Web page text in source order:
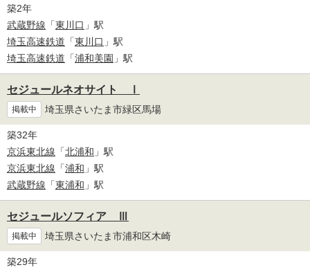
築2年
武蔵野線 「東川口 」駅
埼玉高速鉄道 「東川口 」駅
埼玉高速鉄道 「浦和美園 」駅
セジュールネオサイト Ⅰ
掲載中 埼玉県さいたま市緑区馬場
築32年
京浜東北線 「北浦和 」駅
京浜東北線 「浦和 」駅
武蔵野線 「東浦和 」駅
セジュールソフィア Ⅲ
掲載中 埼玉県さいたま市浦和区木崎
築29年